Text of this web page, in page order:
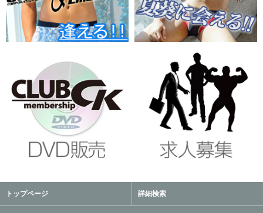
トップページ 詳細検索